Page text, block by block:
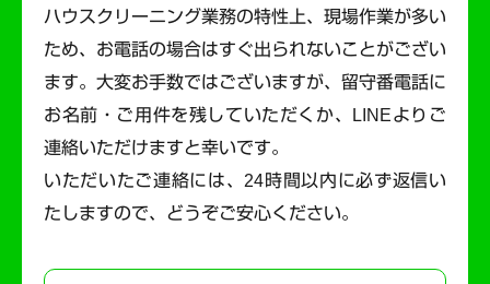
ハウスクリーニング業務の特性上、現場作業が多い
ため、お電話の場合はすぐ出られないことがござい
ます。 大変お手数ではございますが、留守番電話に
お名前・ご用件を残していただくか、LINEよりご
連絡いただけますと幸いです。
いただいたご連絡には、24時間以内に必ず返信い
たしますので、どうぞご安心ください。